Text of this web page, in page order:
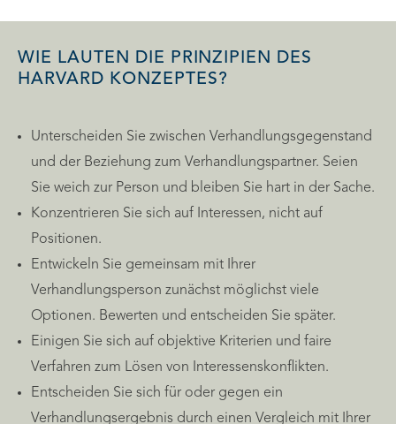
WIE LAUTEN DIE PRINZIPIEN DES
HARVARD KONZEPTES?
Unterscheiden Sie zwischen Verhandlungsgegenstand
und der Beziehung zum Verhandlungspartner. Seien
Sie weich zur Person und bleiben Sie hart in der Sache.
Konzentrieren Sie sich auf Interessen, nicht auf
Positionen.
Entwickeln Sie gemeinsam mit Ihrer
Verhandlungsperson zunächst möglichst viele
Optionen. Bewerten und entscheiden Sie später.
Einigen Sie sich auf objektive Kriterien und faire
Verfahren zum Lösen von Interessenskonflikten.
Entscheiden Sie sich für oder gegen ein
Verhandlungsergebnis durch einen Vergleich mit Ihrer